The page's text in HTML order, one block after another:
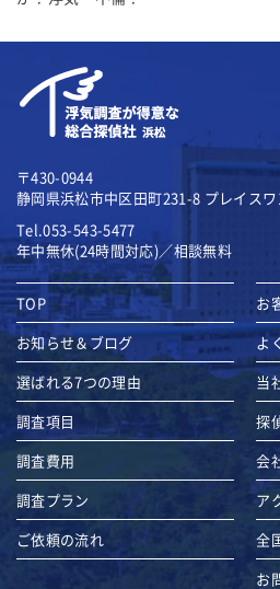
〒430-0944
静岡県浜松市中区田町231-8 プレイス
Tel.053-543-5477
年中無休(24時間対応)／相談無料
TOP
お知らせ＆ブログ
選ばれる7つの理由
調査項目
調査費用
調査プラン
ご依頼の流れ
お
よ
当
探
会
ア
全
お